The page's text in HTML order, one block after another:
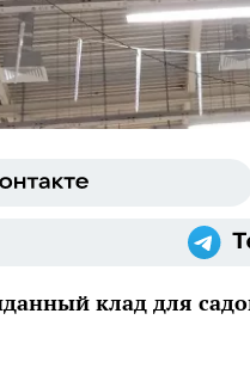
клад для